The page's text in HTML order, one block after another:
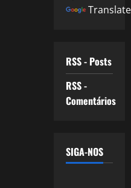
Translate
RSS - Posts
RSS -
Comentários
SIGA-NOS